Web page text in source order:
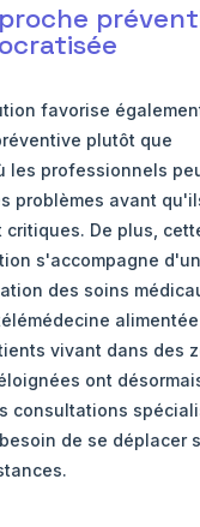
favorise
plutôt que
les professionnels
problèmes avant
critiques. De plus,
s'accompagne
des soins
vivant dans des
ont
consultations
de se déplacer